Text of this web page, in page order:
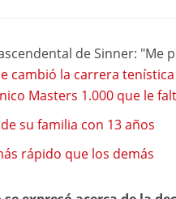
de Sinner:
cambió la carrera
Masters 1.000 que le
su familia con 13 años
rápido que los demás